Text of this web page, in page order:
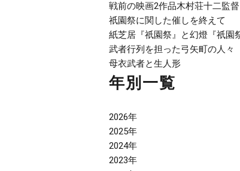
戦前の映画2作品木村荘十二監
祇園祭に関した催しを終えて
紙芝居『祇園祭』と幻燈『祇園
武者行列を担った弓矢町の人々
母衣武者と生人形
年別一覧
2026年
2025年
2024年
2023年